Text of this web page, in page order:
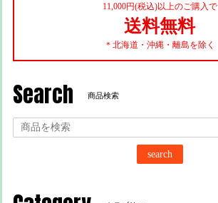
11,000円(税込)以上のご購入で
送料無料
＊北海道・沖縄・離島を除く
Search 商品検索
search